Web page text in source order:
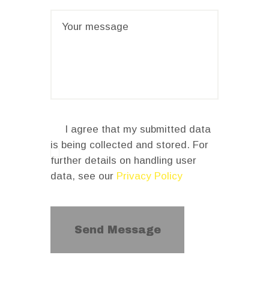
I agree that my submitted data
is being collected and stored. For
further details on handling user
data, see our Privacy Policy
Send Message